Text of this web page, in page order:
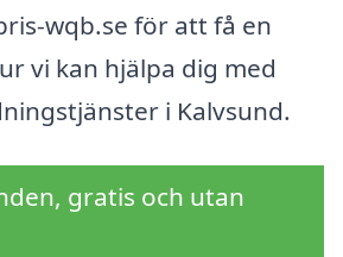
wqb.se för att få en
vi kan hjälpa dig med
i Kalvsund.
gratis och utan